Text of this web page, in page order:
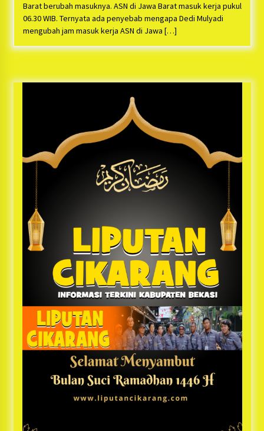
Ketua Umum Jurpala KOSMI Indonesia Gilang
Bayu Nugraha, S.H, Ucapkan Terimakasih Atas
Support Camat Kedungwaringin Memberikan
Logistik Ke Posko Jurpala Kosmi
1 tahun ago
Indonesia dan KOSMI Indonesia Atas Respon
Timur yang Tangkap Oknum Ormas Terkait
Pengusiran Pendirian Posko
1 tahun ago
Kodim 0509 Kabupaten Bekasi Terima 20
Perahu Bantuan Dari Panglima TNI
Jelang Ramadhan, Kecamatan Cikarang Pusat
Gelar STQ ke-VII
Barat berubah masuknya. ASN di Jawa Barat masuk kerja pukul
06.30 WIB. Ternyata ada penyebab mengapa Dedi Mulyadi
mengubah jam masuk kerja ASN di Jawa […]